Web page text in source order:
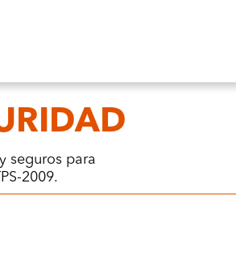
seguros para
2009.